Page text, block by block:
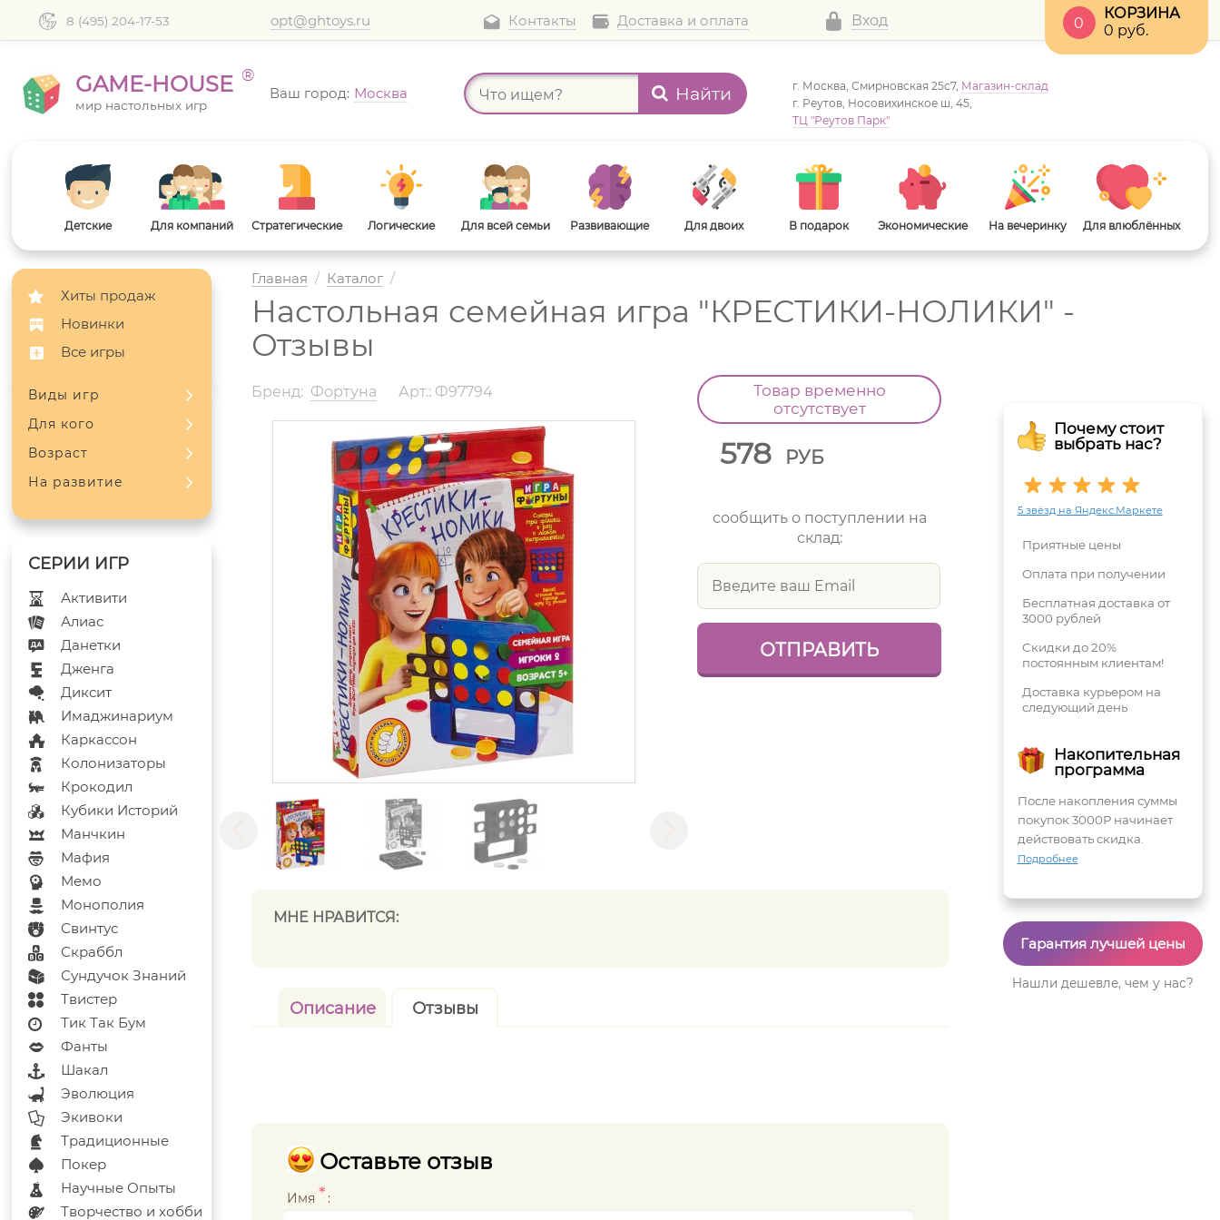
8 (495) 204-17-53 opt@ghtoys.ru Контакты Доставка и оплата Вход
КОРЗИНА
0 руб.
0
GAME-HOUSE ®
мир настольных игр
Ваш город: Москва Найти г. Москва, Смирновская 25с7, Магазин-склад
г. Реутов, Носовихинское ш, 45,
ТЦ "Реутов Парк"
Детские Для компаний Стратегические Логические Для всей семьи Развивающие Для двоих В подарок Экономические На вечеринку Для влюблённых
Для взрослых
Хиты продаж
Новинки
Все игры
Виды игр
Для кого
Возраст
На развитие
Активити
Алиас
Данетки
Дженга
Диксит
Имаджинариум
Каркассон
Колонизаторы
Крокодил
Кубики Историй
Манчкин
Мафия
Мемо
Монополия
Свинтус
Скраббл
Сундучок Знаний
Твистер
Тик Так Бум
Фанты
Шакал
Эволюция
Экивоки
Традиционные
Покер
Научные Опыты
Творчество и хобби
Главная / Каталог /
Настольная семейная игра "КРЕСТИКИ-НОЛИКИ" -
Отзывы
Почему стоит
выбрать нас?
5 звёзд на Яндекс.Маркете
Приятные цены
Оплата при получении
Бесплатная доставка от
3000 рублей
Скидки до 20%
постоянным клиентам!
Доставка курьером на
следующий день
Накопительная
программа
После накопления суммы
покупок 3000Р начинает
действовать скидка.
Подробнее
Гарантия лучшей цены
Нашли дешевле, чем у нас?
Бренд: Фортуна Арт.: Ф97794
Товар временно
отсутствует
578 РУБ
сообщить о поступлении на
склад:
МНЕ НРАВИТСЯ:
Описание Отзывы
Оставьте отзыв
Имя * :